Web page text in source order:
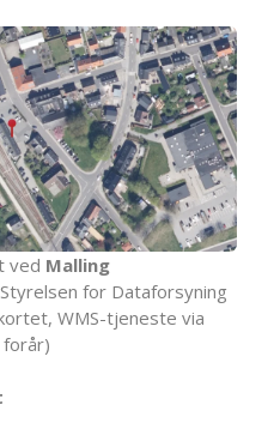
ved Malling
for Dataforsyning
WMS-tjeneste via